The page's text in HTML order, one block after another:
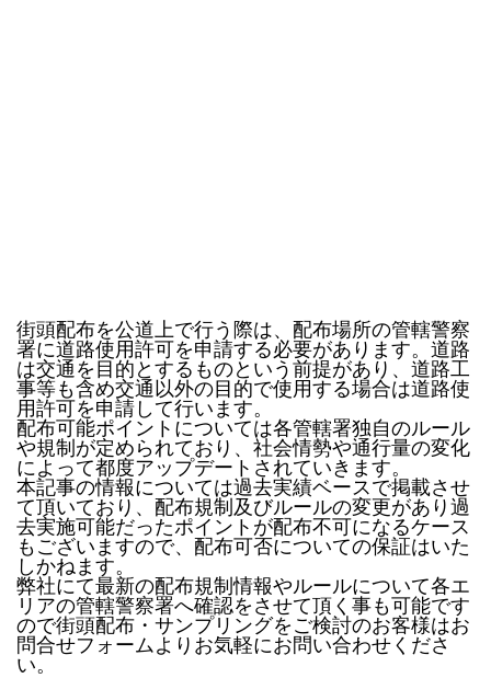
街頭配布を公道上で行う際は、配布場所の管轄警察
署に道路使用許可を申請する必要があります。道路
は交通を目的とするものという前提があり、道路工
事等も含め交通以外の目的で使用する場合は道路使
用許可を申請して行います。
配布可能ポイントについては各管轄署独自のルール
や規制が定められており、社会情勢や通行量の変化
によって都度アップデートされていきます。
本記事の情報については過去実績ベースで掲載させ
て頂いており、配布規制及びルールの変更があり過
去実施可能だったポイントが配布不可になるケース
もございますので、配布可否についての保証はいた
しかねます。
弊社にて最新の配布規制情報やルールについて各エ
リアの管轄警察署へ確認をさせて頂く事も可能です
ので街頭配布・サンプリングをご検討のお客様はお
問合せフォームよりお気軽にお問い合わせくださ
い。